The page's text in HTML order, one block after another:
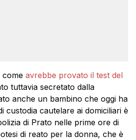
come avrebbe provato il test del
tuttavia secretato dalla
anche un bambino che oggi ha
custodia cautelare ai domiciliari è
di Prato nelle prime ore di
di reato per la donna, che è